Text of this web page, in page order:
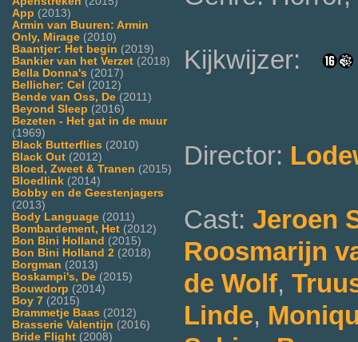
App (2013)
Armin van Buuren: Armin
Only, Mirage (2010)
Baantjer: Het begin (2019)
Bankier van het Verzet (2018)
Bella Donna's (2017)
Bellicher: Cel (2012)
Bende van Oss, De (2011)
Beyond Sleep (2016)
Bezeten - Het gat in de muur
(1969)
Black Butterflies (2010)
Black Out (2012)
Bloed, Zweet & Tranen (2015)
Bloedlink (2014)
Bobby en de Geestenjagers
(2013)
Body Language (2011)
Bombardement, Het (2012)
Bon Bini Holland (2015)
Bon Bini Holland 2 (2018)
Borgman (2013)
Boskampi's, De (2015)
Bouwdorp (2014)
Boy 7 (2015)
Brammetje Baas (2012)
Brasserie Valentijn (2016)
Bride Flight (2008)
Kijkwijzer:
Director:
Cast: Jeroen
Roosmarijn
de Wolf,
Linde,